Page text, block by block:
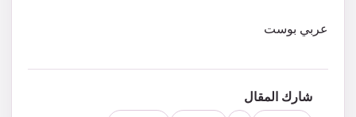
عربي بوست
شارك المقال